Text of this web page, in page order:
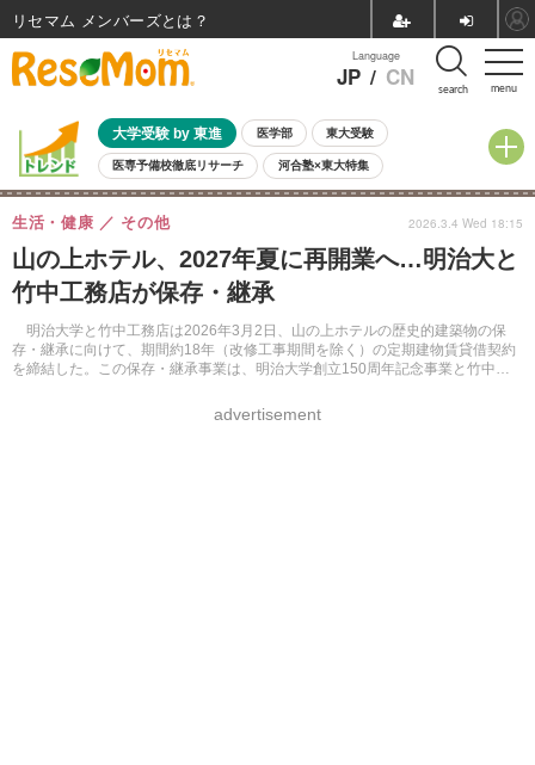
menu
Language
JP / CN search
大学受験 by 東進 医学部 東大受験
医専予備校徹底リサーチ 河合塾×東大特集
親子で考える大学選び 高校受験 中学受験 小学校受験
共通テスト 夏休み
8月開催イベント・WS 全国公立高校 過去問 人気記事
自由研究教材（小学生向け） 自由研究教材（中学生向け）
山の上ホテル、2027年夏に再開業へ…明治大と
竹中工務店が保存・継承
明治大学と竹中工務店は2026年3月2日、山の上ホテルの歴史的建築物の保
存・継承に向けて、期間約18年（改修工事期間を除く）の定期建物賃貸借契約
を締結した。この保存・継承事業は、明治大学創立150周年記念事業と竹中工
生活・健康 その他
advertisement
2026.3.4 Wed 18:15
リセマム メンバーズ